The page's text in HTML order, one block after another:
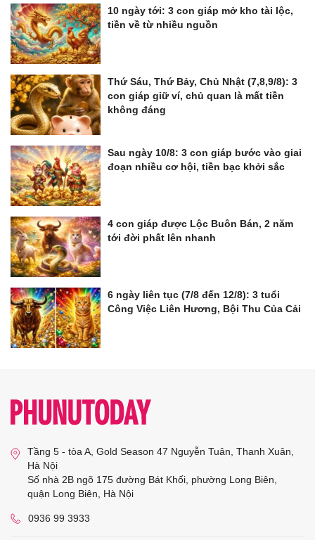
10 ngày tới: 3 con giáp mở kho tài lộc,
tiền về từ nhiều nguồn
Thứ Sáu, Thứ Bảy, Chủ Nhật (7,8,9/8): 3
con giáp giữ ví, chủ quan là mất tiền
không đáng
Sau ngày 10/8: 3 con giáp bước vào giai
đoạn nhiều cơ hội, tiền bạc khởi sắc
4 con giáp được Lộc Buôn Bán, 2 năm
tới đời phất lên nhanh
6 ngày liên tục (7/8 đến 12/8): 3 tuổi
Công Việc Liên Hương, Bội Thu Của Cải
Tầng 5 - tòa A, Gold Season 47 Nguyễn Tuân, Thanh Xuân,
Hà Nội
Số nhà 2B ngõ 175 đường Bát Khối, phường Long Biên,
quận Long Biên, Hà Nội
0936 99 3933